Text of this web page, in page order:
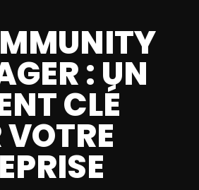
: UN
CLÉ
VOTRE